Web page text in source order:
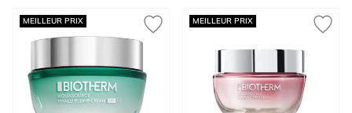
MEILLEUR PRIX MEILLEUR PRIX